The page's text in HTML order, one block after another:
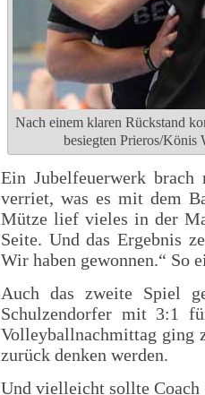
Nach einem klaren Rückstand
besiegten Prieros/
Ein Jubelfeuerwerk brach
verriet, was es mit dem
Mütze lief vieles in der
Seite. Und das Ergebnis
Wir haben gewonnen.“ So
Auch das zweite Spiel
Schulzendorfer mit 3:1
Volleyballnachmittag ging
zurück denken werden.
Und vielleicht sollte Coach